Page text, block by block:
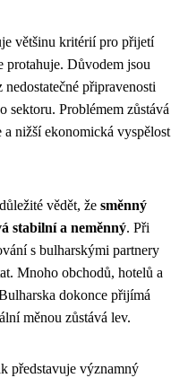
většinu kritérií pro přijetí
protahuje. Důvodem jsou
připravenosti
sektoru. Problémem zůstává
nižší ekonomická vyspělost
vědět, že směnný
stabilní a neměnný. Při
s bulharskými partnery
Mnoho obchodů, hotelů a
dokonce přijímá
měnou zůstává lev.
představuje významný